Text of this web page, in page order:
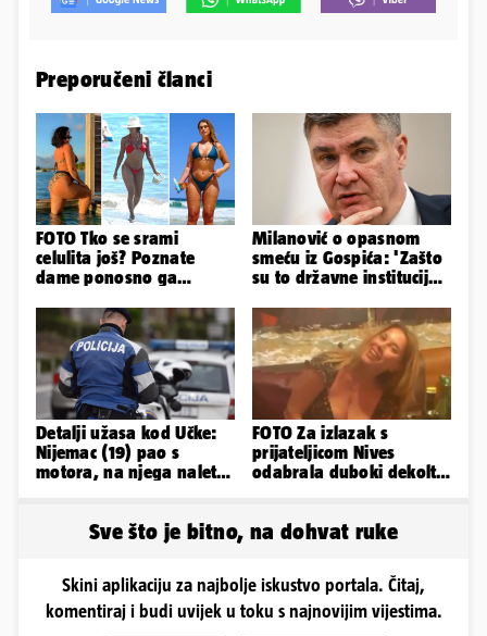
Preporučeni članci
FOTO Tko se srami
celulita još? Poznate
dame ponosno ga
obline
Milanović o opasnom
smeću iz Gospića: 'Zašto
su to državne institucije
Detalji užasa kod Učke:
Nijemac (19) pao s
motora, na njega naletio
FOTO Za izlazak s
prijateljicom Nives
odabrala duboki dekolte
Sve što je bitno, na dohvat ruke
Skini aplikaciju za najbolje iskustvo portala. Čitaj,
komentiraj i budi uvijek u toku s najnovijim vijestima.